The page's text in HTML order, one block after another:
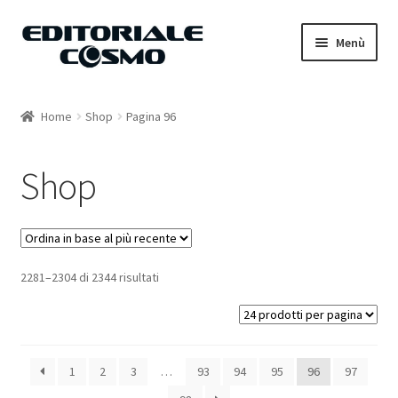
Vai
Vai
Menù
Carrello
Il mio account
Home Shop Pagina 96
Shop
2281–2304 di 2344 risultati
1 2 3 … 93 94 95 96
97